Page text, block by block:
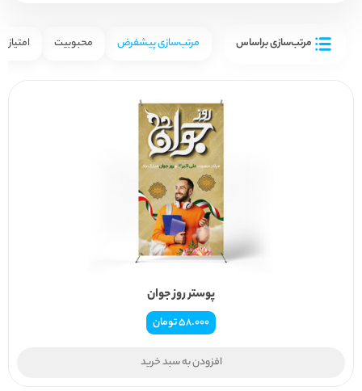
مرتب‌سازی براساس مرتب‌سازی پیشفرض محبوبیت امتیاز
پوستر روز جوان
58.000تومان
افزودن به سبد خرید